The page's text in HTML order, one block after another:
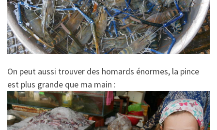
On peut aussi trouver des homards énormes, la pince
est plus grande que ma main :